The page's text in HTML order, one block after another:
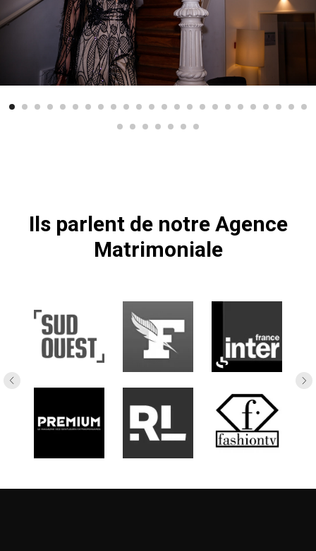
Ils parlent de notre Agence
Matrimoniale